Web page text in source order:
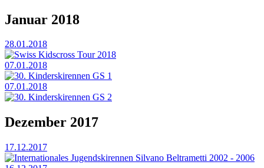
Januar 2018
28.01.2018
Swiss Kidscross Tour 2018
07.01.2018
30. Kinderskirennen GS 1
07.01.2018
30. Kinderskirennen GS 2
Dezember 2017
17.12.2017
Internationales Jugendskirennen Silvano Beltrametti 2002 - 2006